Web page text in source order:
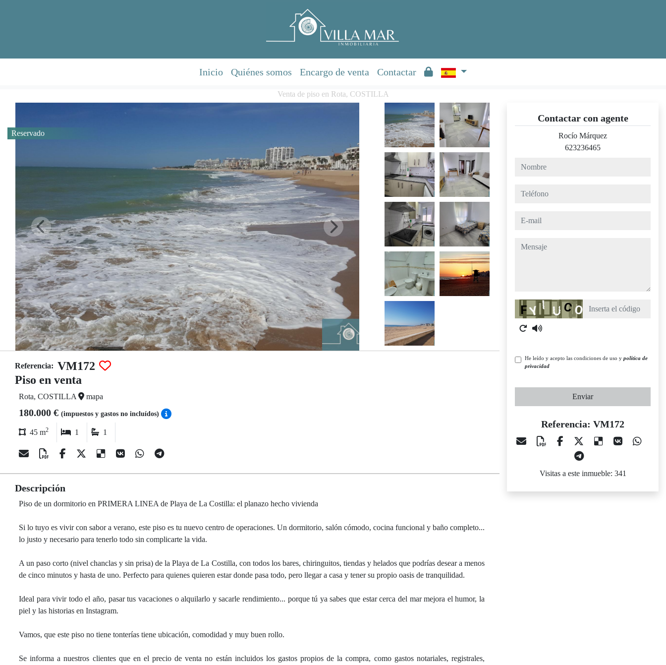
Inicio Quiénes somos Encargo de venta Contactar
Venta de piso en Rota, COSTILLA
Reservado
Referencia: VM172
Piso en venta
Rota, COSTILLA mapa
180.000 € (impuestos y gastos no incluídos)
45 m2 1 1
Descripción
Piso de un dormitorio en PRIMERA LINEA de Playa de La Costilla: el planazo hecho vivienda
Si lo tuyo es vivir con sabor a verano, este piso es tu nuevo centro de operaciones. Un dormitorio, salón cómodo, cocina funcional y baño completo...
lo justo y necesario para tenerlo todo sin complicarte la vida.
A un paso corto (nivel chanclas y sin prisa) de la Playa de La Costilla, con todos los bares, chiringuitos, tiendas y helados que podrías desear a menos
de cinco minutos y hasta de uno. Perfecto para quienes quieren estar donde pasa todo, pero llegar a casa y tener su propio oasis de tranquilidad.
Ideal para vivir todo el año, pasar tus vacaciones o alquilarlo y sacarle rendimiento... porque tú ya sabes que estar cerca del mar mejora el humor, la
piel y las historias en Instagram.
Vamos, que este piso no tiene tonterías tiene ubicación, comodidad y muy buen rollo.
Se informa a nuestros clientes que en el precio de venta no están incluidos los gastos propios de la compra, como gastos notariales, registrales,
Contactar con agente
Rocío Márquez
623236465
nombre
teléfono
e-mail
mensaje
Captcha
He leído y acepto las condiciones de uso y política de
privacidad
Enviar
Referencia: VM172
Visitas a este inmueble: 341